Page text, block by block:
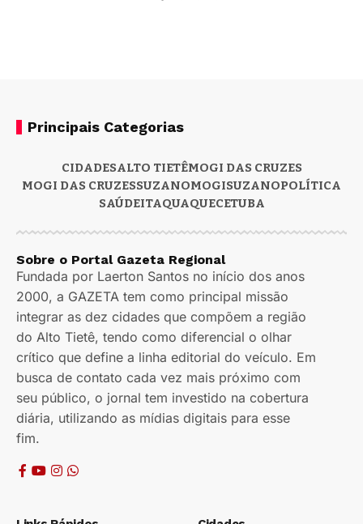
Principais Categorias
CIDADESALTO TIETÊMOGI DAS CRUZES
MOGI DAS CRUZESSUZANOMOGISUZANOPOLÍTICA
SAÚDEITAQUAQUECETUBA
Sobre o Portal Gazeta Regional
Fundada por Laerton Santos no início dos anos
2000, a GAZETA tem como principal missão
integrar as dez cidades que compõem a região
do Alto Tietê, tendo como diferencial o olhar
crítico que define a linha editorial do veículo. Em
busca de contato cada vez mais próximo com
seu público, o jornal tem investido na cobertura
diária, utilizando as mídias digitais para esse
fim.